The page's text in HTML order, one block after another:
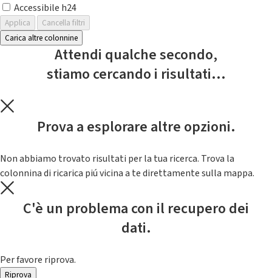
Accessibile h24
Applica
Cancella filtri
Carica altre colonnine
Attendi qualche secondo,
stiamo cercando i risultati...
Prova a esplorare altre opzioni.
Non abbiamo trovato risultati per la tua ricerca. Trova la
colonnina di ricarica piú vicina a te direttamente sulla mappa.
C'è un problema con il recupero dei
dati.
Per favore riprova.
Riprova